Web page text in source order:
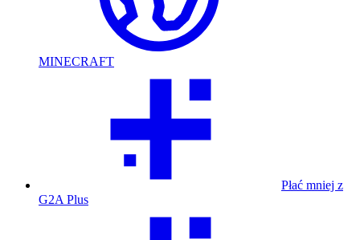
MINECRAFT
Płać mniej z
G2A Plus